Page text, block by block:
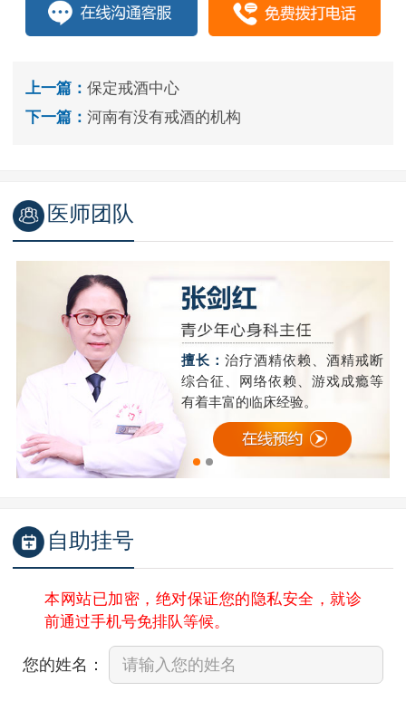
上一篇： 保定戒酒中心
下一篇： 河南有没有戒酒的机构
医师团队
擅长：治疗酒精依赖、酒精戒断
综合征、网络依赖、游戏成瘾等
有着丰富的临床经验。
自助挂号
本网站已加密，绝对保证您的隐私安全，就诊
前通过手机号免排队等候。
您的姓名：